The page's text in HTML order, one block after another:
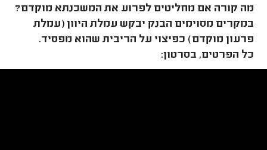
מה קורה אם מחליטים לפרוע את המשכנתא מוקדם?
במקרים מסוימים הבנק יבקש עמלת היוון (עמלת
פרעון מוקדם) כפיצוי על הריבית שהוא מפסיד.
כל הפרטים, בסרטון: